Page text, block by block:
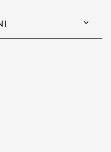
apre l’app di posta